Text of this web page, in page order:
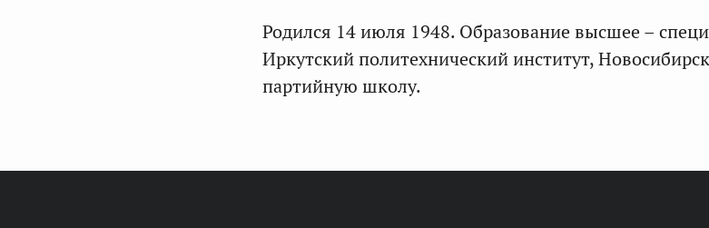
Родился 14 июля 1948. Образование высшее –
Иркутский политехнический институт,
партийную школу.